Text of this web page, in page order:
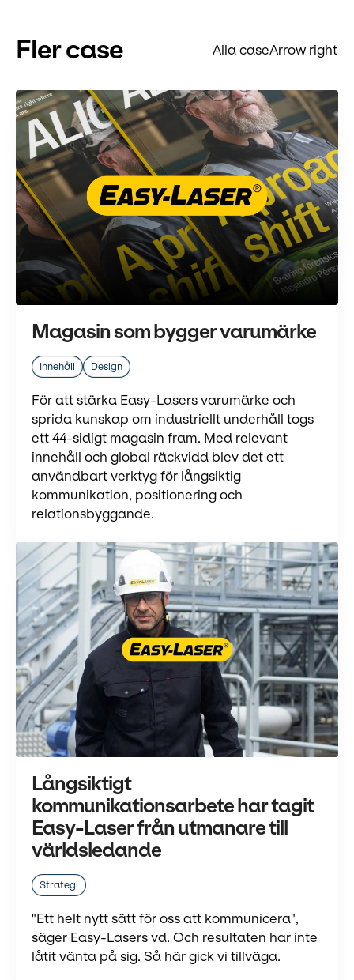
Fler case Arrow right
Alla case
Magasin som bygger varumärke
Innehåll Design
För att stärka Easy-Lasers varumärke och
sprida kunskap om industriellt underhåll togs
ett 44-sidigt magasin fram. Med relevant
innehåll och global räckvidd blev det ett
användbart verktyg för långsiktig
kommunikation, positionering och
relationsbyggande.
Långsiktigt
kommunikationsarbete har tagit
Easy-Laser från utmanare till
världsledande
Strategi
"Ett helt nytt sätt för oss att kommunicera",
säger Easy-Lasers vd. Och resultaten har inte
låtit vänta på sig. Så här gick vi tillväga.